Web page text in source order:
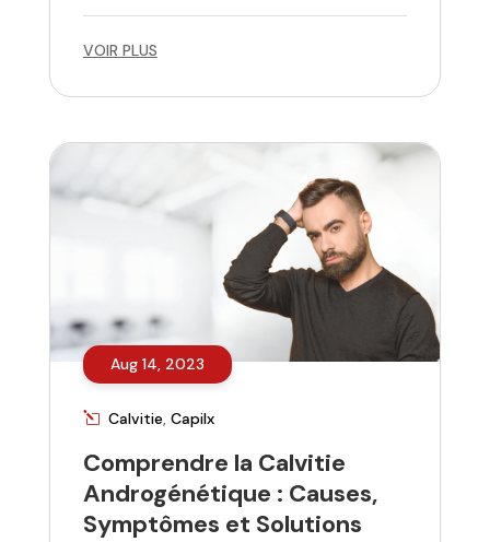
VOIR PLUS
Aug 14, 2023
Calvitie, Capilx
Comprendre la Calvitie
Androgénétique : Causes,
Symptômes et Solutions